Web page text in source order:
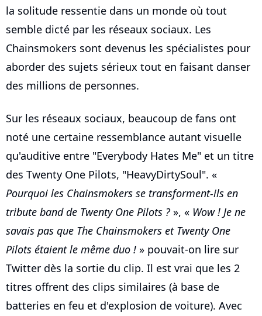
la solitude ressentie dans un monde où tout
semble dicté par les réseaux sociaux. Les
Chainsmokers sont devenus les spécialistes pour
aborder des sujets sérieux tout en faisant danser
des millions de personnes.
Sur les réseaux sociaux, beaucoup de fans ont
noté une certaine ressemblance autant visuelle
qu'auditive entre "Everybody Hates Me" et un titre
des Twenty One Pilots, "HeavyDirtySoul". «
Pourquoi les Chainsmokers se transforment-ils en
tribute band de Twenty One Pilots ?», « Wow ! Je ne
savais pas que The Chainsmokers et Twenty One
Pilots étaient le même duo ! » pouvait-on lire sur
Twitter dès la sortie du clip. Il est vrai que les 2
titres offrent des clips similaires (à base de
batteries en feu et d'explosion de voiture). Avec